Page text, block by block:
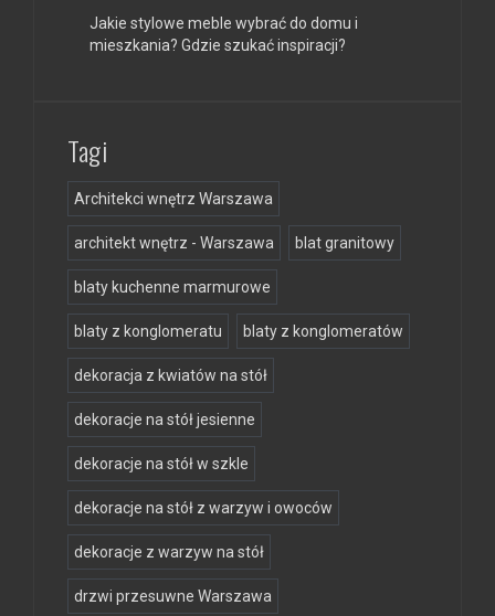
Jakie stylowe meble wybrać do domu i
mieszkania? Gdzie szukać inspiracji?
Tagi
Architekci wnętrz Warszawa
architekt wnętrz - Warszawa blat granitowy
blaty kuchenne marmurowe
blaty z konglomeratu blaty z konglomeratów
dekoracja z kwiatów na stół
dekoracje na stół jesienne
dekoracje na stół w szkle
dekoracje na stół z warzyw i owoców
dekoracje z warzyw na stół
drzwi przesuwne Warszawa